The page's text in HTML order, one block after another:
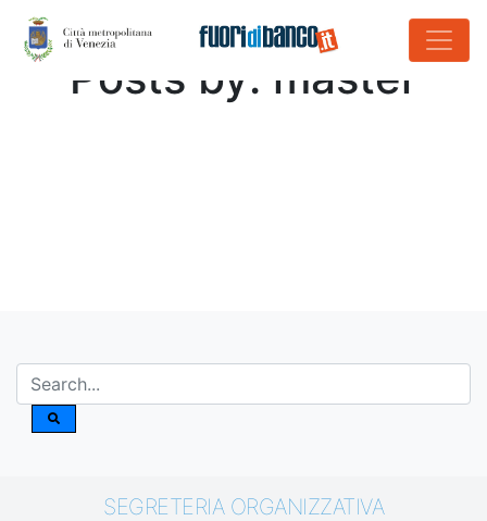
Posts by: master
SEGRETERIA ORGANIZZATIVA